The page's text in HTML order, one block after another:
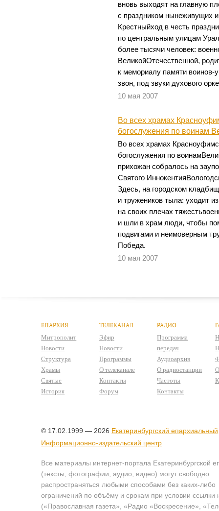
вновь выходят на главную
с праздником нынеживущих
Крестныйход в честь
по центральным улицам
более тысячи человек:
ВеликойОтечественной,
к мемориалу памяти
звон, под звуки духового
10 мая 2007
Во всех храмах
богослужения по воинам
Во всех храмах
богослужения по
прихожан собралось на
Святого
Здесь, на городском
и тружеников тыла: уходит
на своих плечах
и шли в храм люди, чтобы
подвигами и неимоверным
Победа.
10 мая 2007
ЕПАРХИЯ
Митрополит
Новости
Структура
Храмы
Святые
История
ТЕЛЕКАНАЛ
Эфир
Новости
Программы
О телеканале
Контакты
Форум
РАДИО
Программа
передач
Аудиоархив
О радиостанции
Частоты
Контакты
© 17.02.1999 — 2026 Екатеринбургский епархиальный
Информационно-издательский центр
Все материалы интернет-портала Екатеринбургской
(тексты, фотографии, аудио, видео) могут свободно
распространяться любыми способами без каких-либо
ограничений по объёму и срокам при условии ссылки
(«Православная газета», «Радио «Воскресение»,